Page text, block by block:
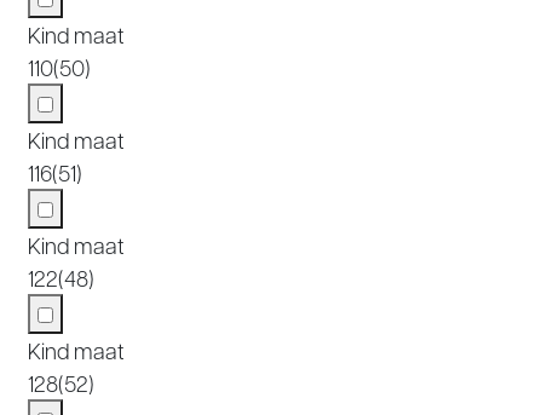
Kind maat
110(50)
Kind maat
116(51)
Kind maat
122(48)
Kind maat
128(52)